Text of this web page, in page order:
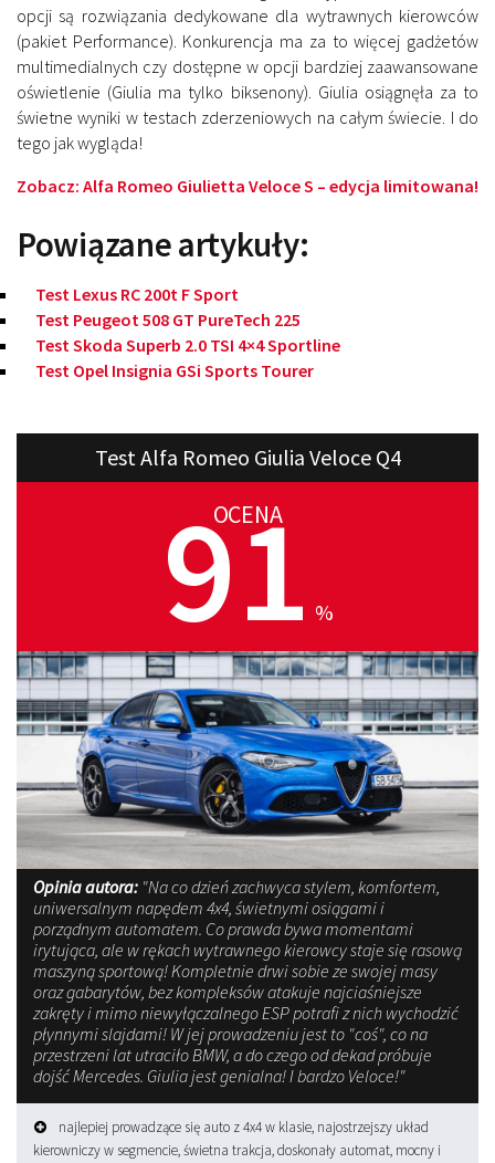
opcji są rozwiązania dedykowane dla wytrawnych kierowców
(pakiet Performance). Konkurencja ma za to więcej gadżetów
multimedialnych czy dostępne w opcji bardziej zaawansowane
oświetlenie (Giulia ma tylko biksenony). Giulia osiągnęła za to
świetne wyniki w testach zderzeniowych na całym świecie. I do
tego jak wygląda!
Zobacz: Alfa Romeo Giulietta Veloce S – edycja limitowana!
Powiązane artykuły:
Test Lexus RC 200t F Sport
Test Peugeot 508 GT PureTech 225
Test Skoda Superb 2.0 TSI 4×4 Sportline
Test Opel Insignia GSi Sports Tourer
Test Alfa Romeo Giulia Veloce Q4
OCENA
91 %
Opinia autora: "Na co dzień zachwyca stylem, komfortem,
uniwersalnym napędem 4x4, świetnymi osiągami i
porządnym automatem. Co prawda bywa momentami
irytująca, ale w rękach wytrawnego kierowcy staje się rasową
maszyną sportową! Kompletnie drwi sobie ze swojej masy
oraz gabarytów, bez kompleksów atakuje najciaśniejsze
zakręty i mimo niewyłączalnego ESP potrafi z nich wychodzić
płynnymi slajdami! W jej prowadzeniu jest to "coś", co na
przestrzeni lat utraciło BMW, a do czego od dekad próbuje
dojść Mercedes. Giulia jest genialna! I bardzo Veloce!"
najlepiej prowadzące się auto z 4x4 w klasie, najostrzejszy układ
kierowniczy w segmencie, świetna trakcja, doskonały automat, mocny i